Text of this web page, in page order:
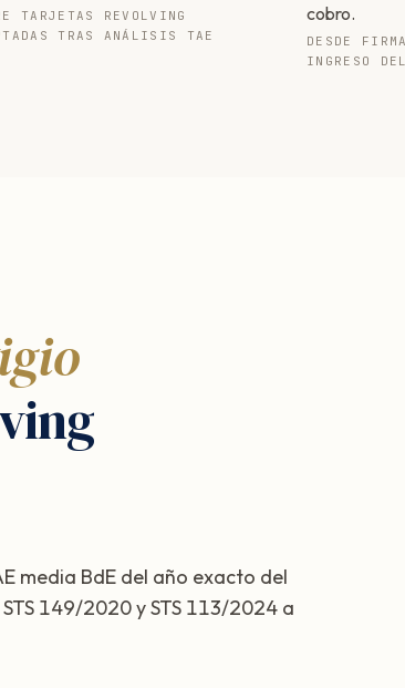
TARJETAS REVOLVING
TRAS ANÁLISIS TAE
cobro.
DESDE
INGRESO
media BdE del año exacto del
149/2020 y STS 113/2024 a